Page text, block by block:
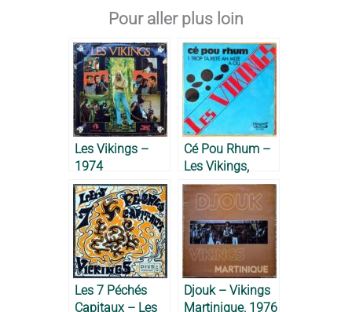
Pour aller plus loin
Les Vikings –
1974
Cé Pou Rhum –
Les Vikings,
1972
Les 7 Péchés
Capitaux – Les
Djouk – Vikings
Martinique, 1976